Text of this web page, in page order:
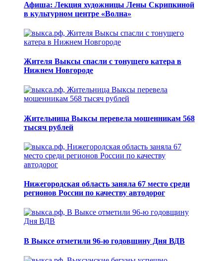
Афиша: Лекция художницы Лены Скрипкиной
в культурном центре «Волна»
Жителя Выксы спасли с тонущего катера в
Нижнем Новгороде
Жительница Выксы перевела мошенникам 568
тысяч рублей
Нижегородская область заняла 67 место среди
регионов России по качеству автодорог
В Выксе отметили 96-ю годовщину Дня ВДВ